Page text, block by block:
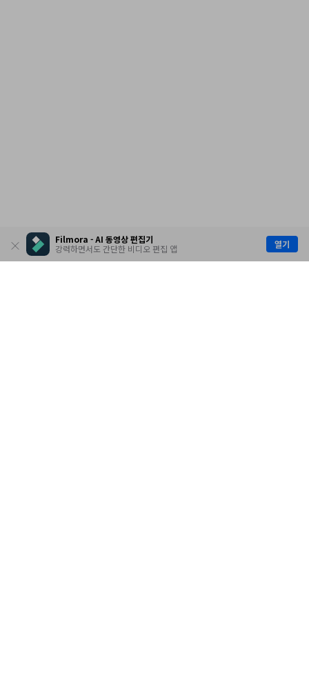
Filmora - AI 동영상 편집기
강력하면서도 간단한 비디오 편집 앱
열기